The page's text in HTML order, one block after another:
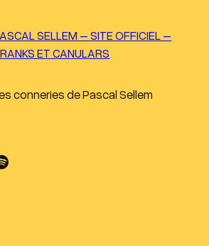
SELLEM – SITE OFFICIEL –
ET CANULARS
conneries de Pascal Sellem